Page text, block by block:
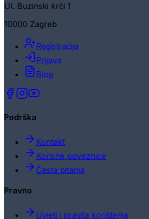
Ul. Buzinski krči 1
10000 Zagreb
Registracija
Prijava
Blog
Podrška
Kontakt
Korisne poveznice
Česta pitanja
Pravno
Uvjeti i pravila korištenja